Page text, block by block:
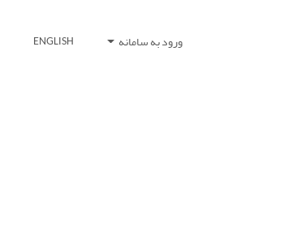
ورود به سامانه ENGLISH